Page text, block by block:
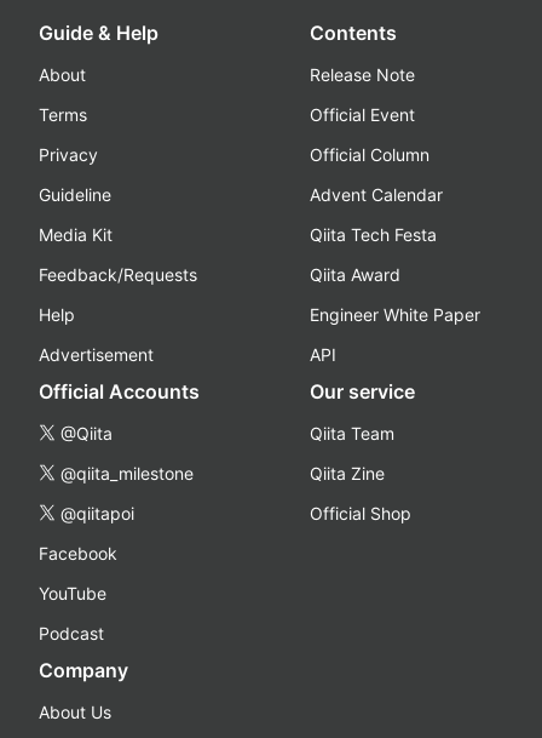
Guide & Help
About
Terms
Privacy
Guideline
Media Kit
Feedback/Requests
Help
Advertisement
Contents
Release Note
Official Event
Official Column
Advent Calendar
Qiita Tech Festa
Qiita Award
Engineer White Paper
API
Official Accounts
@Qiita
@qiita_milestone
@qiitapoi
Facebook
YouTube
Podcast
Our service
Qiita Team
Qiita Zine
Official Shop
Company
About Us